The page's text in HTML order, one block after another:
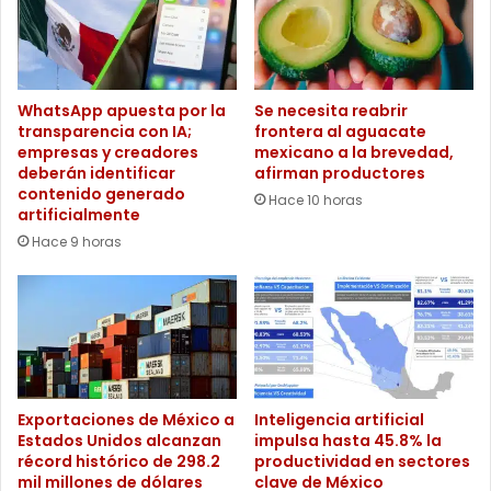
WhatsApp apuesta por la
transparencia con IA;
empresas y creadores
deberán identificar
contenido generado
artificialmente
Hace 9 horas
Se necesita reabrir
frontera al aguacate
mexicano a la brevedad,
afirman productores
Hace 10 horas
Exportaciones de México a
Estados Unidos alcanzan
récord histórico de 298.2
mil millones de dólares
Inteligencia artificial
impulsa hasta 45.8% la
productividad en sectores
clave de México